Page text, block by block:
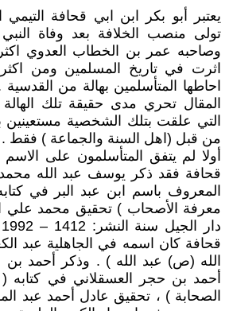
يعتبر أبو بكر ابن ابي قحافة
تولى منصب الخلافة بعد وفاة
وصاحبه عمر بن الخطاب العدوي
اثرت في تاريخ المسلمين ومن
احاطها المتأسلمين بهالة من
المقال تحري مدى حقيقة تلك
التي علقت بتلك الشخصية مستعينين
من قبل (اهل السنة والجماعة ) فقط .
أولا لم يتفق المتأسلمون على
قحافة فقد ذكر يوسف عبد الله محمد
المعروف باسم ابن عبد البر في
معرفة الأصحاب ) تحقيق محمد علي
قحافة كان اسمه في الجاهلية عبد
الله (ص) عبد الله ) . وذكر أحمد
أحمد بن حجر العسقلاني في كتابه (
الصحابة ) ، تحقيق عادل أحمد عبد